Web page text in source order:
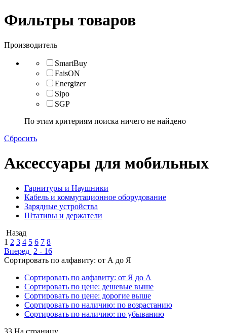
Фильтры товаров
Производитель
SmartBuy
FaisON
Energizer
Sipo
SGP
По этим критериям поиска ничего не найдено
Сбросить
Аксессуары для мобильных
Гарнитуры и Наушники
Кабель и коммутационное оборудование
Зарядные устройства
Штативы и держатели
Назад
1 2 3 4 5 6 7 8
Вперед 2 - 16
Сортировать по алфавиту: от А до Я
Сортировать по алфавиту: от Я до А
Сортировать по цене: дешевые выше
Сортировать по цене: дорогие выше
Сортировать по наличию: по возрастанию
Сортировать по наличию: по убыванию
33 На страницу